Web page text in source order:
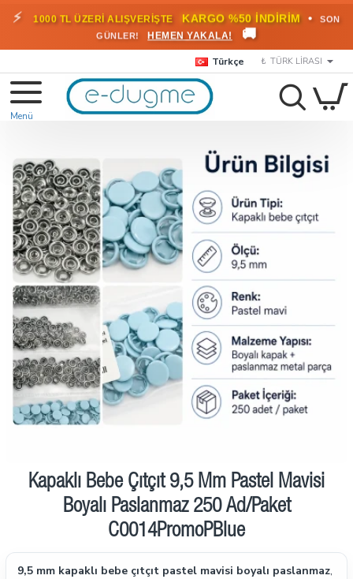
🎁 2000 TL ÜZERİ SİPARİŞLERDE KARGO BEDAVA! •
HEMEN
FAYDALANIN
🚚
Türkçe ₺ TÜRK LIRASI
İndirimde
Kapaklı Bebe Çıtçıt 9,5 Mm Pastel Mavisi
Boyalı Paslanmaz 250 Ad/Paket
C0014PromoPBlue
9,5 mm kapaklı bebe çıtçıt pastel mavisi boyalı paslanmaz,